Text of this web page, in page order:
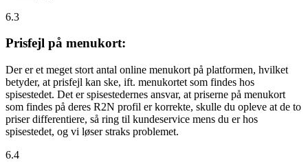
6.3
Prisfejl på menukort:
Der er et meget stort antal online menukort på platformen, hvilket
betyder, at prisfejl kan ske, ift. menukortet som findes hos
spisestedet. Det er spisestedernes ansvar, at priserne på menukort
som findes på deres R2N profil er korrekte, skulle du opleve at de to
priser differentiere, så ring til kundeservice mens du er hos
spisestedet, og vi løser straks problemet.
6.4